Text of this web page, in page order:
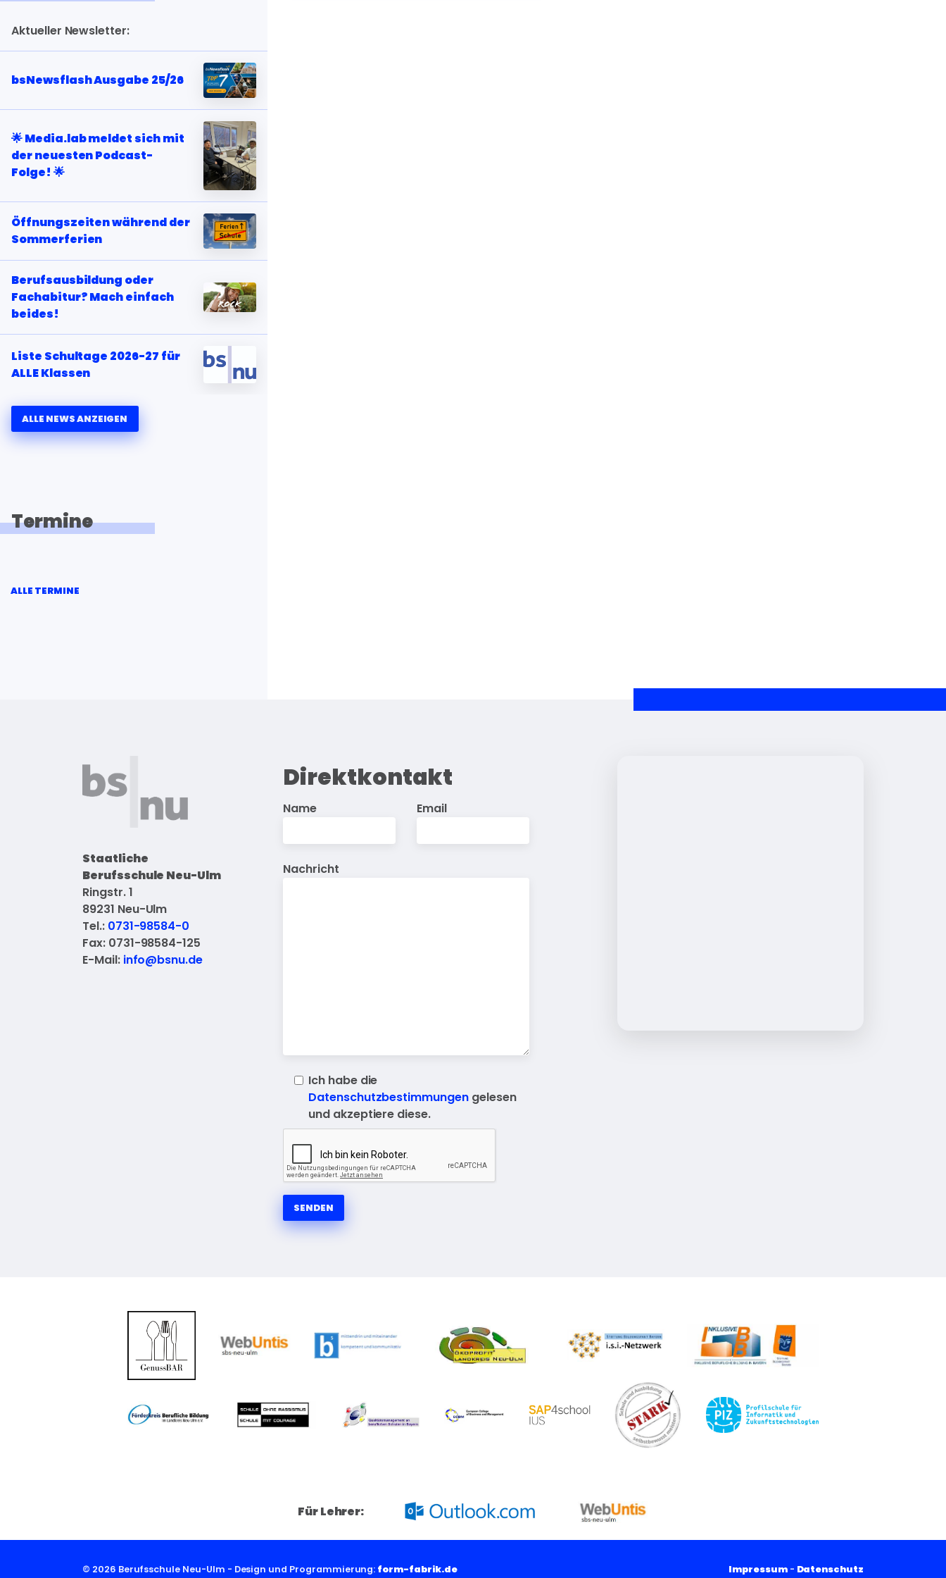
Aktueller Newsletter:
bsNewsflash Ausgabe 25/26
🌟 Media.lab meldet sich mit
der neuesten Podcast-
Folge! 🌟
Öffnungszeiten während der
Sommerferien
Berufsausbildung oder
Fachabitur? Mach einfach
beides!
Liste Schultage 2026-27 für
ALLE Klassen
ALLE NEWS ANZEIGEN
Termine
ALLE TERMINE
Staatliche
Berufsschule Neu-Ulm
Ringstr. 1
89231 Neu-Ulm
Tel.: 0731-98584-0
Fax: 0731-98584-125
E-Mail: info@bsnu.de
Direktkontakt
Name Email
Nachricht
Ich habe die
Datenschutzbestimmungengelesen
und akzeptiere diese.
Für Lehrer:
© 2026 Berufsschule Neu-Ulm - Design und Programmierung: form-fabrik.de Impressum- Datenschutz